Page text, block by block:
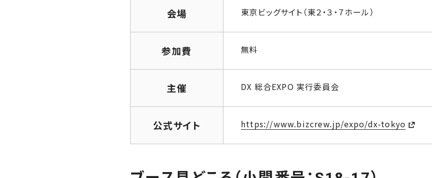
会場 東京ビッグサイト（東２・３・７ホール）
参加費 無料
主催 DX 総合EXPO 実行委員会
公式サイト https://www.bizcrew.jp/expo/dx-tokyo